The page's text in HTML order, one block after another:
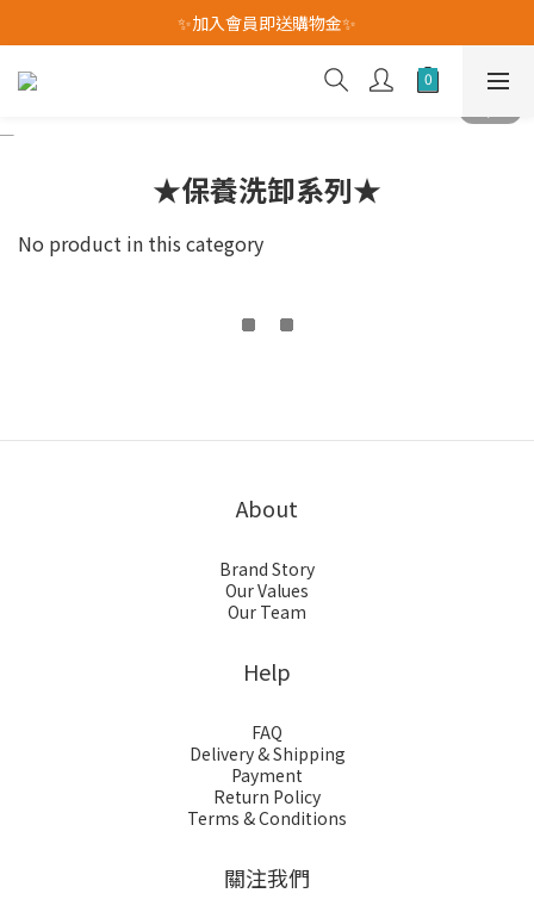
我愛爸爸★全館消費滿$528元免運費(活動至8/10)
✨加入會員即送購物金✨
我愛爸爸★全館消費滿$528元免運費(活動至8/10)
★保養洗卸系列★
No product in this category
About
Brand Story
Our Values
Our Team
Help
FAQ
Delivery & Shipping
Payment
Return Policy
Terms & Conditions
關注我們